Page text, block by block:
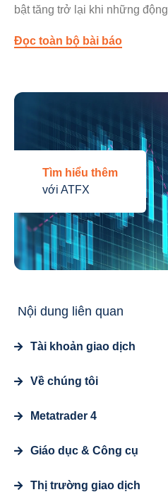
bật tăng trở lại khi những động
Đọc toàn bộ bài báo
Tìm hiểu thêm
với ATFX
Nội dung liên quan
Tài khoản giao dịch
Về chúng tôi
Metatrader 4
Giáo dục & Công cụ
Thị trường giao dịch